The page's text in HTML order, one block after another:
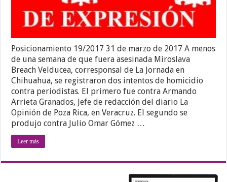
Posicionamiento 19/2017 31 de marzo de 2017 A menos
de una semana de que fuera asesinada Miroslava
Breach Velducea, corresponsal de La Jornada en
Chihuahua, se registraron dos intentos de homicidio
contra periodistas. El primero fue contra Armando
Arrieta Granados, Jefe de redacción del diario La
Opinión de Poza Rica, en Veracruz. El segundo se
produjo contra Julio Omar Gómez …
Leer más